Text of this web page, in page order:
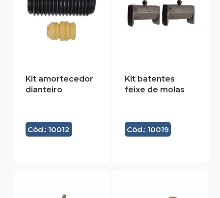
Kit amortecedor
dianteiro
Cód.: 10012
Kit batentes
feixe de molas
Cód.: 10019